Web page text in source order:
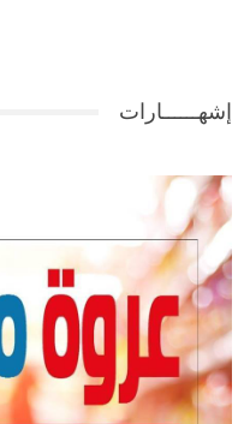
إشهــــــارات